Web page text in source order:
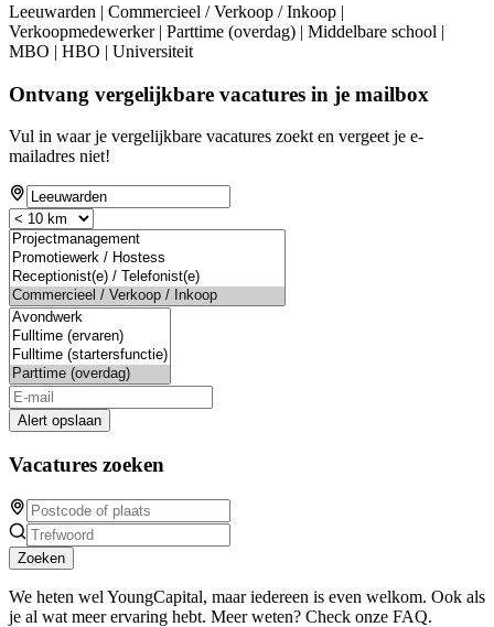
Leeuwarden | Commercieel / Verkoop / Inkoop |
Verkoopmedewerker | Parttime (overdag) | Middelbare school |
MBO | HBO | Universiteit
Ontvang vergelijkbare vacatures in je mailbox
Vul in waar je vergelijkbare vacatures zoekt en vergeet je e-
mailadres niet!
Alert opslaan
Vacatures zoeken
Zoeken
We heten wel YoungCapital, maar iedereen is even welkom. Ook als
je al wat meer ervaring hebt. Meer weten? Check onze FAQ.